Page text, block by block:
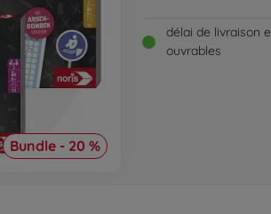
Bundle - 20 %
délai de livraison
ouvrables